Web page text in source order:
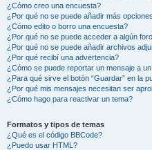
¿Cómo creo una encuesta?
¿Por qué no se puede añadir más
¿Cómo edito o borro una encuesta?
¿Por qué no se puede acceder a algún
¿Por qué no se puede añadir archivos
¿Por qué recibí una advertencia?
¿Cómo se puede reportar un mensaje a
¿Para qué sirve el botón “Guardar” en la
¿Por qué mis mensajes necesitan ser
¿Cómo hago para reactivar un tema?
Formatos y tipos de temas
¿Qué es el código BBCode?
¿Puedo usar HTML?